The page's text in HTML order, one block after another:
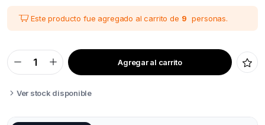
Este producto fue agregado al carrito de 9 personas.
GRASA
LUBRICANTE
IMPRESORAS
3D
Agregar al carrito
Ver stock disponible